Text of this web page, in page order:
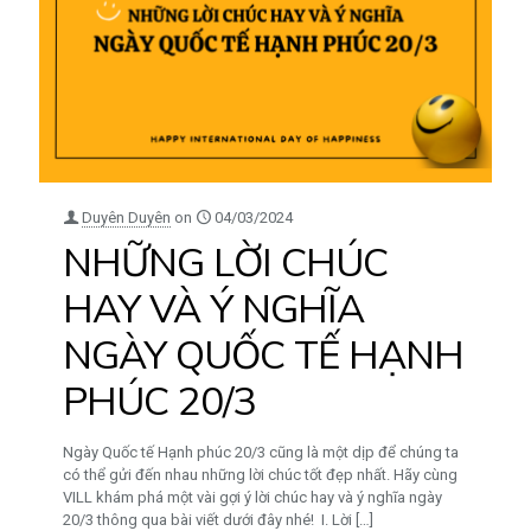
Duyên Duyên on 04/03/2024
NHỮNG LỜI CHÚC
HAY VÀ Ý NGHĨA
NGÀY QUỐC TẾ HẠNH
PHÚC 20/3
Ngày Quốc tế Hạnh phúc 20/3 cũng là một dịp để chúng ta
có thể gửi đến nhau những lời chúc tốt đẹp nhất. Hãy cùng
VILL khám phá một vài gợi ý lời chúc hay và ý nghĩa ngày
20/3 thông qua bài viết dưới đây nhé! I. Lời